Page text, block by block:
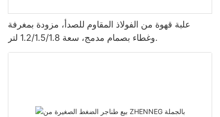
علبة قهوة من الفولاذ المقاوم للصدأ، مزودة بمغرفة
وغطاء بصمام مدمج، سعة 1.2/1.5/1.8 لتر.